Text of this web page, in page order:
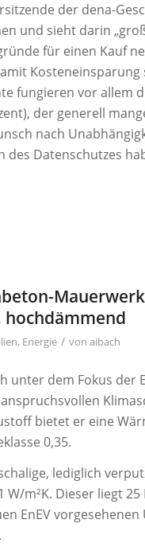
der dena-
und sieht darin
für einen Kauf
fungieren vor allem
der generell
nach
des Datenschutzes
, Energie / von aibach
unter dem Fokus der
bietet er eine
0,35.
lediglich
W/m²K. Dieser liegt
EnEV